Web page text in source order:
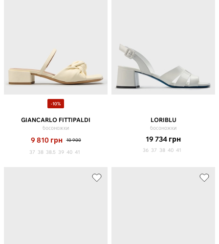
-10%
GIANCARLO FITTIPALDI
босоножки
9 810 грн 10 900
37 38 38.5 39 40 41
LORIBLU
босоножки
19 734 грн
36 37 38 40 41